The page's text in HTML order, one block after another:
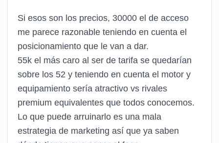
Si esos son los precios, 30000 el de acceso
me parece razonable teniendo en cuenta el
posicionamiento que le van a dar.
55k el más caro al ser de tarifa se quedarían
sobre los 52 y teniendo en cuenta el motor y
equipamiento sería atractivo vs rivales
premium equivalentes que todos conocemos.
Lo que puede arruinarlo es una mala
estrategia de marketing así que ya saben